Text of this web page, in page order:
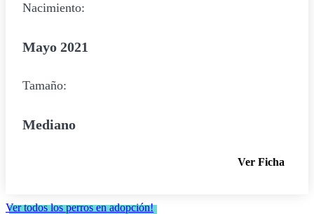
Nacimiento:
Mayo 2021
Tamaño:
Mediano
Ver Ficha
Ver todos los perros en adopción!